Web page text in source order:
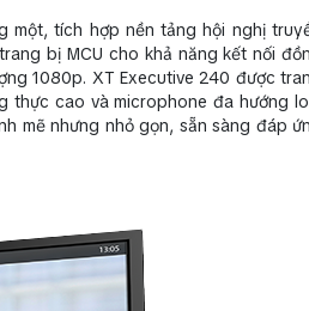
một, tích hợp nền tảng hội nghị
bị MCU cho khả năng kết nối
1080p. XT Executive 240 được
thực cao và microphone đa hướng
mẽ nhưng nhỏ gọn, sẵn sàng đáp